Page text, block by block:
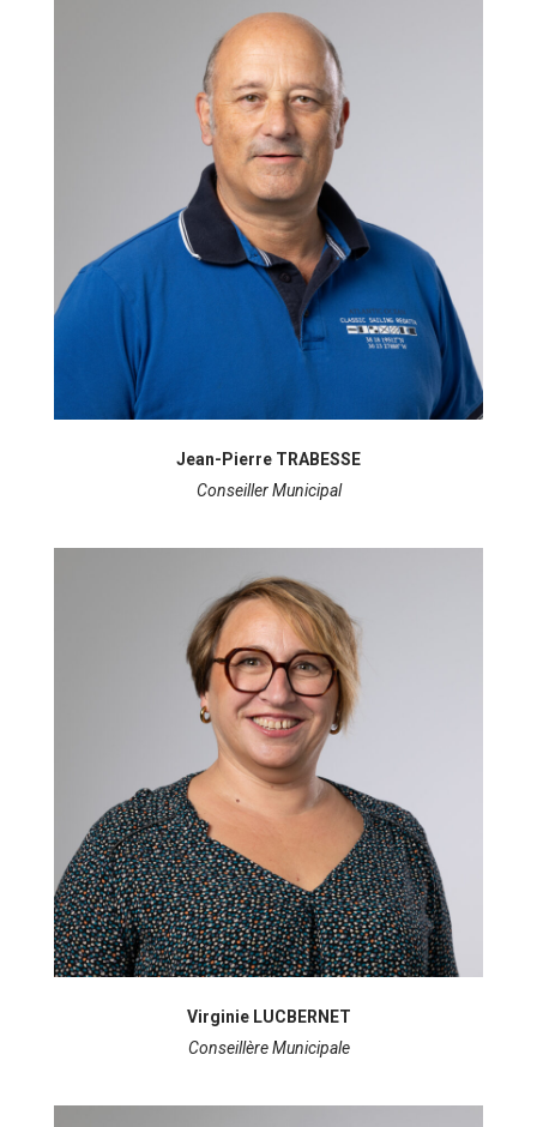
Jean-Pierre TRABESSE
Conseiller Municipal
Virginie LUCBERNET
Conseillère Municipale